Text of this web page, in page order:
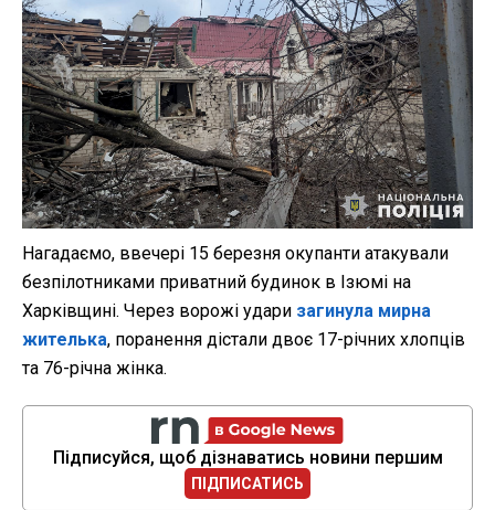
Нагадаємо, ввечері 15 березня окупанти атакували
безпілотниками приватний будинок в Ізюмі на
Харківщині. Через ворожі удари загинула мирна
жителька, поранення дістали двоє 17-річних хлопців
та 76-річна жінка.
Підписуйся, щоб дізнаватись новини першим
ПІДПИСАТИСЬ